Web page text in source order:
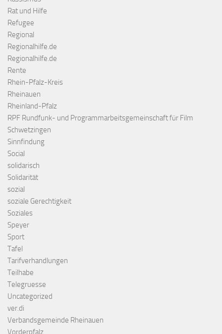
Rat und Hilfe
Refugee
Regional
Regionalhilfe.de
Regionalhilfe.de
Rente
Rhein-Pfalz-Kreis
Rheinauen
Rheinland-Pfalz
RPF Rundfunk- und Programmarbeitsgemeinschaft für Film
Schwetzingen
Sinnfindung
Social
solidarisch
Solidarität
sozial
soziale Gerechtigkeit
Soziales
Speyer
Sport
Tafel
Tarifverhandlungen
Teilhabe
Telegruesse
Uncategorized
ver.di
Verbandsgemeinde Rheinauen
Vorderpfalz